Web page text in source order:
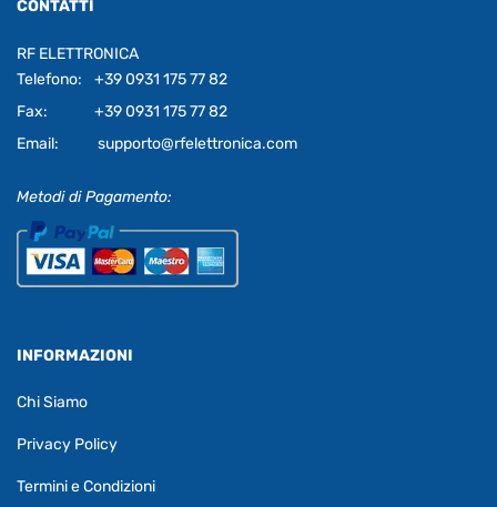
CONTATTI
RF ELETTRONICA
Telefono:
+39 0931 175 77 82
Fax:
+39 0931 175 77 82
Email:
supporto@rfelettronica.com
Metodi di Pagamento:
INFORMAZIONI
Chi Siamo
Privacy Policy
Termini e Condizioni